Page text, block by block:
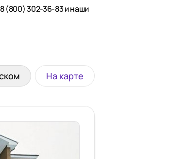
(800) 302-36-83 и наши
На карте